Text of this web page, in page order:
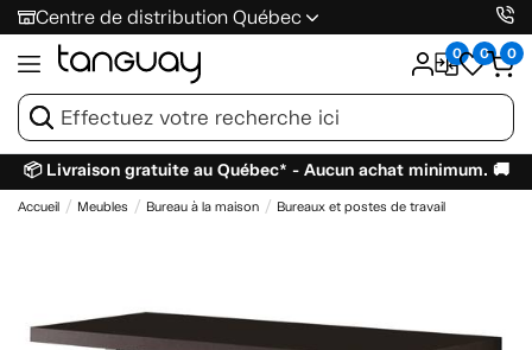
Centre de distribution Québec
0 0 0
📦 Livraison gratuite au Québec* - Aucun achat minimum. 🚚
Accueil Meubles Bureau à la maison Bureaux et postes de travail